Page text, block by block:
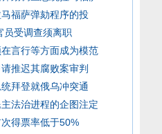
福萨弹劾程序的投
员受调查须离职
言行等方面成为模范
推迟其腐败案审判
拜登就俄乌冲突通
法治进程的企图注定
得票率低于50%